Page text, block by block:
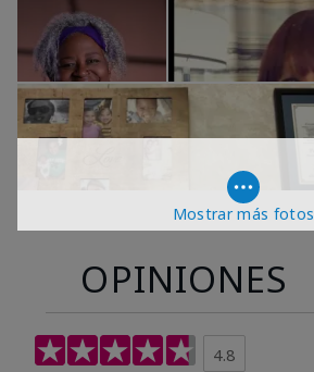
Mostrar más fotos
OPINIONES
4.8